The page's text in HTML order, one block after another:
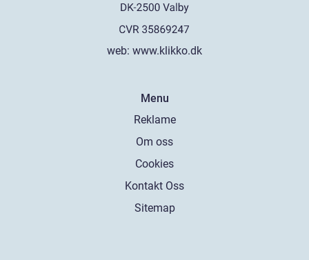
web: www.klikko.dk
Menu
Reklame
Om oss
Cookies
Kontakt Oss
Sitemap